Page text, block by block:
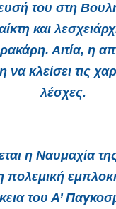
του στη
και
Αιτία, η
να κλείσει τις
λέσχες.
η Ναυμαχία
πολεμική
του Α’